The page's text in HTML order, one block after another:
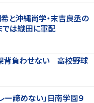
希と沖縄尚学・末吉良丞の
は織田に軍配
背負わせない 高校野球
ー諦めない」日南学園９